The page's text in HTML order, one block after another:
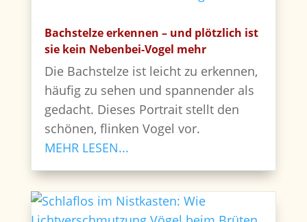
Bachstelze erkennen – und plötzlich ist
sie kein Nebenbei-Vogel mehr
Die Bachstelze ist leicht zu erkennen,
häufig zu sehen und spannender als
gedacht. Dieses Portrait stellt den
schönen, flinken Vogel vor.
MEHR LESEN...